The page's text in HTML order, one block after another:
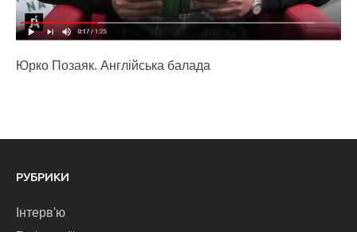
Юрко Позаяк. Англійська балада
РУБРИКИ
Інтерв'ю